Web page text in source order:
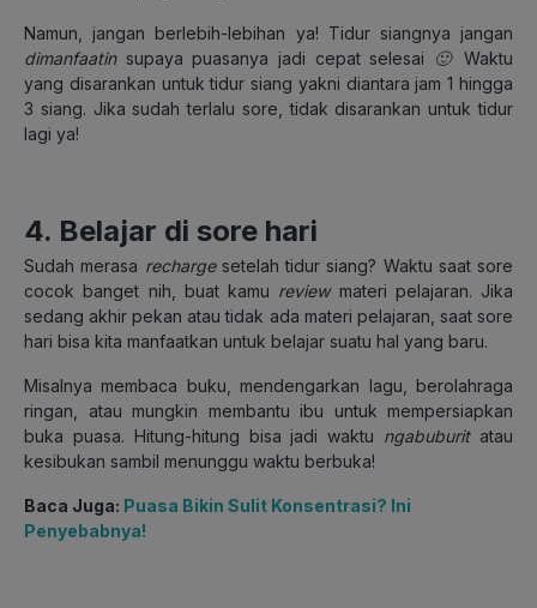
Namun, jangan berlebih-lebihan ya! Tidur siangnya jangan
dimanfaatinsupaya puasanya jadi cepat selesai 🙂 Waktu
yang disarankan untuk tidur siang yakni diantara jam 1 hingga
3 siang. Jika sudah terlalu sore, tidak disarankan untuk tidur
lagi ya!
4. Belajar di sore hari
Sudah merasa rechargesetelah tidur siang? Waktu saat sore
cocok banget nih, buat kamu reviewmateri pelajaran. Jika
sedang akhir pekan atau tidak ada materi pelajaran, saat sore
hari bisa kita manfaatkan untuk belajar suatu hal yang baru.
Misalnya membaca buku, mendengarkan lagu, berolahraga
ringan, atau mungkin membantu ibu untuk mempersiapkan
buka puasa. Hitung-hitung bisa jadi waktu ngabuburit atau
kesibukan sambil menunggu waktu berbuka!
Baca Juga: Puasa Bikin Sulit Konsentrasi? Ini
Penyebabnya!